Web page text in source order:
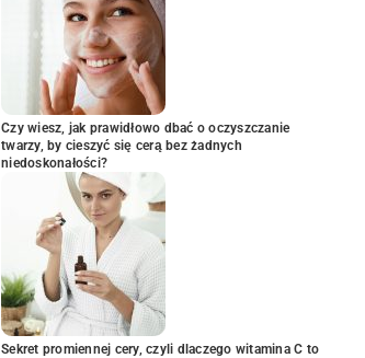
Czy wiesz, jak prawidłowo dbać o oczyszczanie
twarzy, by cieszyć się cerą bez żadnych
niedoskonałości?
Sekret promiennej cery, czyli dlaczego witamina C to